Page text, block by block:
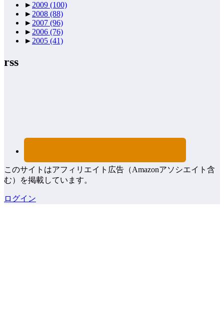
► 2009 (100)
► 2008 (88)
► 2007 (96)
► 2006 (76)
► 2005 (41)
rss
このサイトはアフィリエイト広告（Amazonアソシエイト含
む）を掲載しています。
ログイン